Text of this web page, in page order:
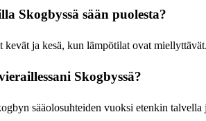
Skogbyssä sään puolesta?
kevät ja kesä, kun lämpötilat ovat
Skogbyssä?
sääolosuhteiden vuoksi etenkin